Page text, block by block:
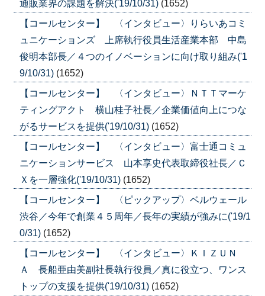
通販業界の課題を解決('19/10/31) (1652)
【コールセンター】 〈インタビュー〉りらいあコミ
ュニケーションズ 上席執行役員生活産業本部 中島
俊明本部長／４つのイノベーションに向け取り組み('1
9/10/31) (1652)
【コールセンター】 〈インタビュー〉ＮＴＴマーケ
ティングアクト 横山桂子社長／企業価値向上につな
がるサービスを提供('19/10/31) (1652)
【コールセンター】 〈インタビュー〉富士通コミュ
ニケーションサービス 山本享史代表取締役社長／Ｃ
Ｘを一層強化('19/10/31) (1652)
【コールセンター】 〈ピックアップ〉ベルウェール
渋谷／今年で創業４５周年／長年の実績が強みに('19/1
0/31) (1652)
【コールセンター】 〈インタビュー〉ＫＩＺＵＮ
Ａ 長船亜由美副社長執行役員／真に役立つ、ワンス
トップの支援を提供('19/10/31) (1652)